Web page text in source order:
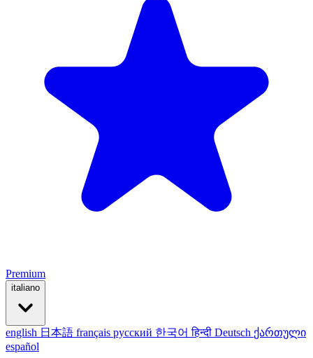
Premium
italiano
english 日本語 français русский 한국어हिन्दी Deutsch ქართული
español